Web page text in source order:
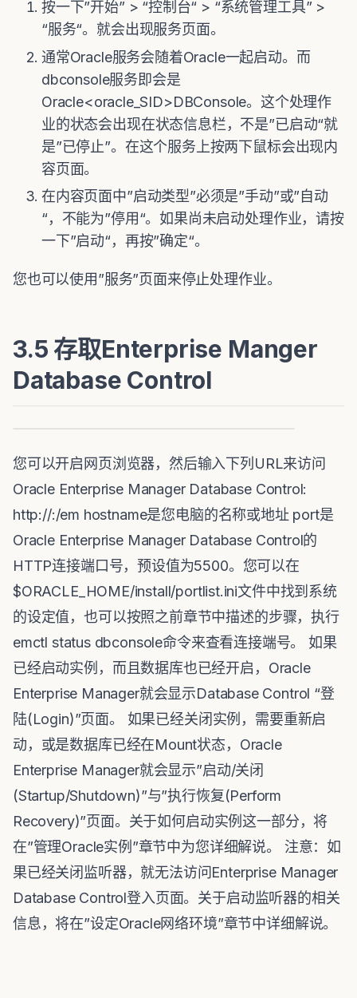
按一下”开始” > “控制台“ > “系统管理工具” >
“服务“。就会出现服务页面。
通常Oracle服务会随着Oracle一起启动。而
dbconsole服务即会是
Oracle<oracle_SID>DBConsole。这个处理作
业的状态会出现在状态信息栏，不是”已启动“就
是”已停止”。在这个服务上按两下鼠标会出现内
容页面。
在内容页面中”启动类型”必须是”手动”或”自动
“，不能为”停用“。如果尚未启动处理作业，请按
一下”启动“，再按”确定“。
您也可以使用”服务”页面来停止处理作业。
3.5 存取Enterprise Manger
Database Control
您可以开启网页浏览器，然后输入下列URL来访问
Oracle Enterprise Manager Database Control:
http://:/em hostname是您电脑的名称或地址 port是
Oracle Enterprise Manager Database Control的
HTTP连接端口号，预设值为5500。您可以在
$ORACLE_HOME/install/portlist.ini文件中找到系统
的设定值，也可以按照之前章节中描述的步骤，执行
emctl status dbconsole命令来查看连接端号。 如果
已经启动实例，而且数据库也已经开启，Oracle
Enterprise Manager就会显示Database Control “登
陆(Login)”页面。 如果已经关闭实例，需要重新启
动，或是数据库已经在Mount状态，Oracle
Enterprise Manager就会显示”启动/关闭
(Startup/Shutdown)”与”执行恢复(Perform
Recovery)”页面。关于如何启动实例这一部分，将
在”管理Oracle实例”章节中为您详细解说。 注意：如
果已经关闭监听器，就无法访问Enterprise Manager
Database Control登入页面。关于启动监听器的相关
信息，将在”设定Oracle网络环境”章节中详细解说。